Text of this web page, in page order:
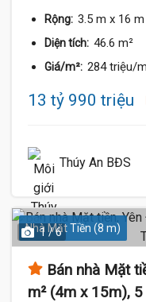
Rộng: 3.5 m x 16 m
Diện tích: 46.6 m²
Giá/m²: 284 triệu/
13 tỷ 990 triệu
Thúy An BĐS
Nhà Mặt Tiền (8 m)
1 / 6
Bán nhà Mặt
m² (4m x 15m),